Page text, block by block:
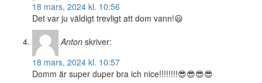
18 mars, 2024 kl. 10:56
Det var ju väldigt trevligt att dom vann!😃
Anton skriver:
18 mars, 2024 kl. 10:57
Domm är super duper bra ich nice!!!!!!!!😎😎😎😎